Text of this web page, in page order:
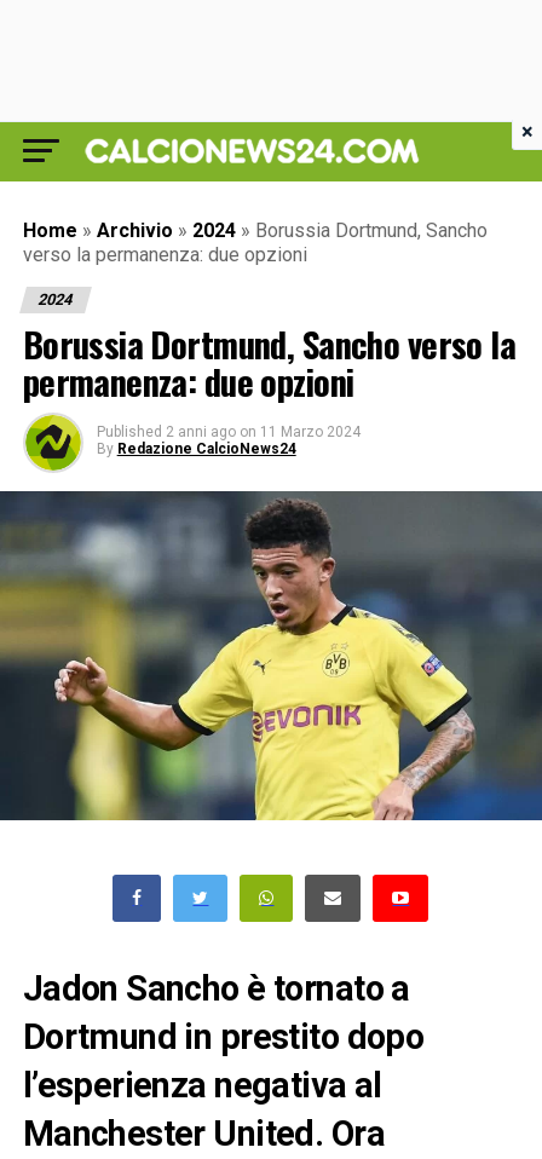
Home » Archivio » 2024 » Borussia Dortmund, Sancho
verso la permanenza: due opzioni
2024
Borussia Dortmund, Sancho verso la
permanenza: due opzioni
Published 2 anni ago on 11 Marzo 2024
By Redazione CalcioNews24
Jadon Sancho è tornato a
Dortmund in prestito dopo
l’esperienza negativa al
Manchester United. Ora
×